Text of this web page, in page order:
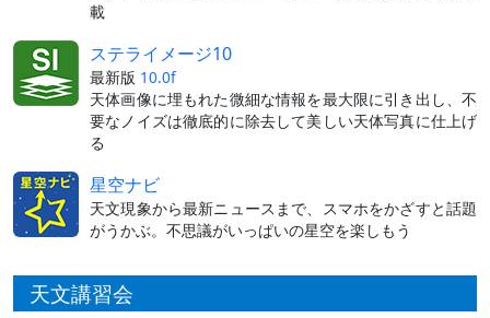
載
ステライメージ10
最新版 10.0f
天体画像に埋もれた微細な情報を最大限に引き出し、不
要なノイズは徹底的に除去して美しい天体写真に仕上げ
る
星空ナビ
天文現象から最新ニュースまで、スマホをかざすと話題
がうかぶ。不思議がいっぱいの星空を楽しもう
天文講習会